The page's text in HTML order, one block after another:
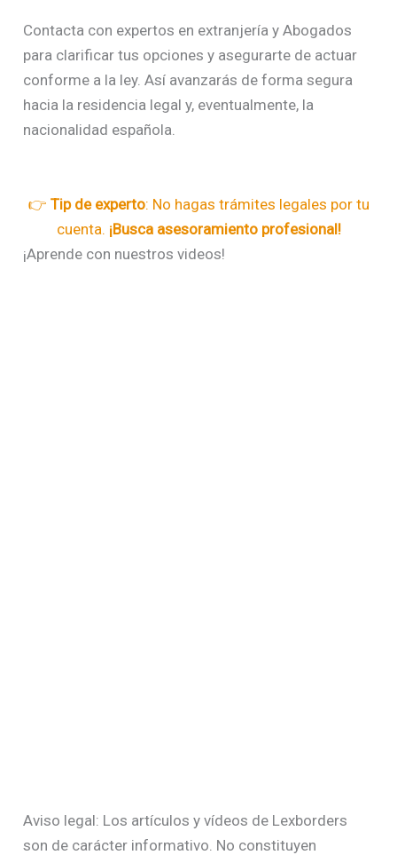
Contacta con expertos en extranjería y Abogados
para clarificar tus opciones y asegurarte de actuar
conforme a la ley. Así avanzarás de forma segura
hacia la residencia legal y, eventualmente, la
nacionalidad española.
👉 Tip de experto: No hagas trámites legales por tu
cuenta. ¡Busca asesoramiento profesional!
¡Aprende con nuestros videos!
Aviso legal: Los artículos y vídeos de Lexborders
son de carácter informativo. No constituyen